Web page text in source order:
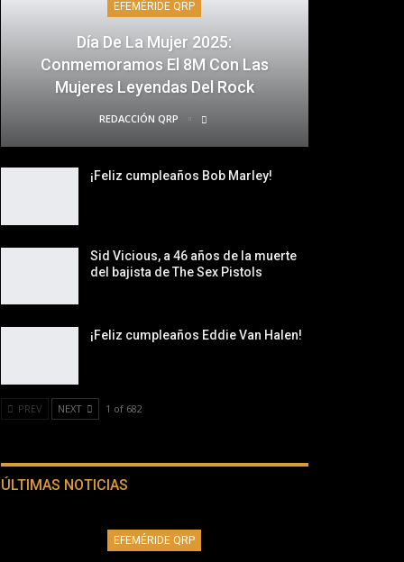
EFEMÉRIDE QRP
Día De La Mujer 2025:
Conmemoramos El 8M Con Las
Mujeres Leyendas Del Rock
REDACCIÓN QRP
¡Feliz cumpleaños Bob Marley!
Sid Vicious, a 46 años de la muerte
del bajista de The Sex Pistols
¡Feliz cumpleaños Eddie Van Halen!
PREV NEXT 1 of 682
ÚLTIMAS NOTICIAS
EFEMÉRIDE QRP